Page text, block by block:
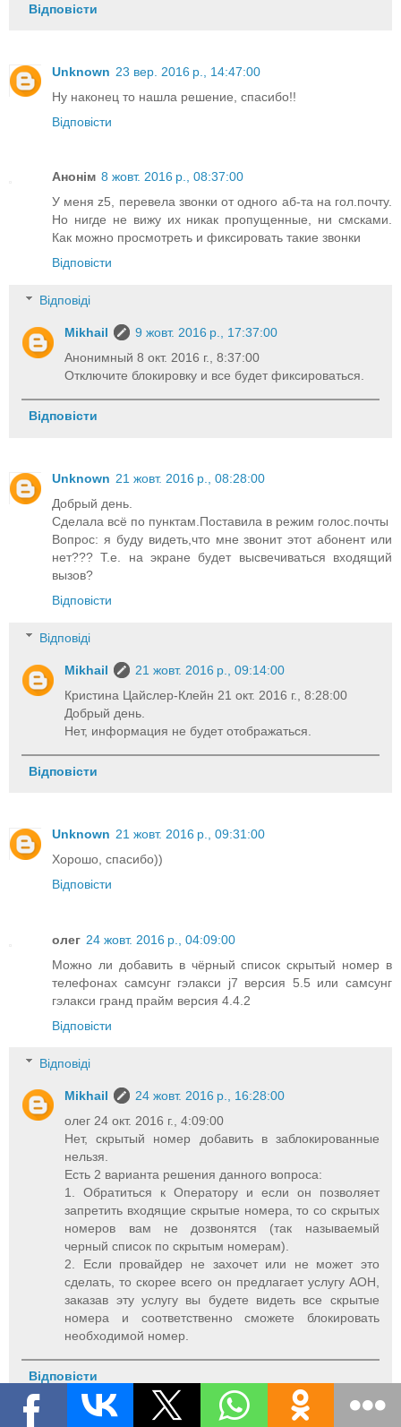
Відповісти
Unknown 23 вер. 2016 р., 14:47:00
Ну наконец то нашла решение, спасибо!!
Відповісти
Анонім 8 жовт. 2016 р., 08:37:00
У меня z5, перевела звонки от одного аб-та на гол.почту.
Но нигде не вижу их никак пропущенные, ни смсками.
Как можно просмотреть и фиксировать такие звонки
Відповісти
Відповіді
Mikhail
9 жовт. 2016 р., 17:37:00
Анонимный 8 окт. 2016 г., 8:37:00
Отключите блокировку и все будет фиксироваться.
Відповісти
Unknown 21 жовт. 2016 р., 08:28:00
Добрый день.
Сделала всё по пунктам.Поставила в режим голос.почты
Вопрос: я буду видеть,что мне звонит этот абонент или
нет??? Т.е. на экране будет высвечиваться входящий
вызов?
Відповісти
Відповіді
Mikhail
21 жовт. 2016 р., 09:14:00
Кристина Цайслер-Клейн 21 окт. 2016 г., 8:28:00
Добрый день.
Нет, информация не будет отображаться.
Відповісти
Unknown 21 жовт. 2016 р., 09:31:00
Хорошо, спасибо))
Відповісти
олег 24 жовт. 2016 р., 04:09:00
Можно ли добавить в чёрный список скрытый номер в
телефонах самсунг гэлакси j7 версия 5.5 или самсунг
гэлакси гранд прайм версия 4.4.2
Відповісти
Відповіді
Mikhail
24 жовт. 2016 р., 16:28:00
олег 24 окт. 2016 г., 4:09:00
Нет, скрытый номер добавить в заблокированные
нельзя.
Есть 2 варианта решения данного вопроса:
1. Обратиться к Оператору и если он позволяет
запретить входящие скрытые номера, то со скрытых
номеров вам не дозвонятся (так называемый
черный список по скрытым номерам).
2. Если провайдер не захочет или не может это
сделать, то скорее всего он предлагает услугу АОН,
заказав эту услугу вы будете видеть все скрытые
номера и соответственно сможете блокировать
необходимой номер.
Відповісти